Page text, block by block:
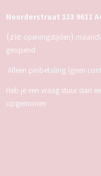
Noorderstraat 133 9611
(zie openingstijden)
geopend
Alleen pinbetaling (geen
Heb je een vraag stuur dan
opgenomen